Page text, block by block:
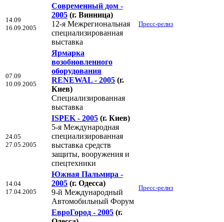
14.09
16.09.2005
Современный дом -
2005 (г. Винница)
12-я Межрегиональная
специализированная
выставка
Пресс-релиз
07.09
10.09.2005
Ярмарка
возобновленного
оборудования
RENEWAL - 2005 (г.
Киев)
Cпециализированная
выставка
24.05
27.05.2005
ISPEK - 2005 (г. Киев)
5-я Международная
специализированная
выставка средств
защиты, вооружения и
спецтехники
14.04
17.04.2005
Южная Пальмира -
2005 (г. Одесса)
9-й Международный
Автомобильный Форум
Пресс-релиз
ЕвроГород - 2005 (г.